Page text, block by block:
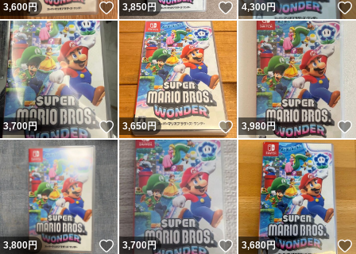
3,600円 いいね！
3,850円 いいね！
4,300円
3,700円 いいね！
3,650円 いいね！
3,980円
3,800円 いいね！
3,700円 いいね！
3,680円